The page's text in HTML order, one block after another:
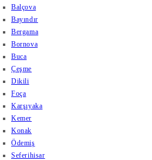
Balçova
Bayındır
Bergama
Bornova
Buca
Çeşme
Dikili
Foça
Karşıyaka
Kemer
Konak
Ödemiş
Seferihisar